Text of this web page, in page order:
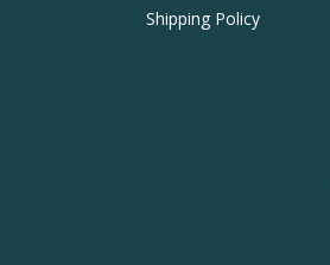
Shipping Policy